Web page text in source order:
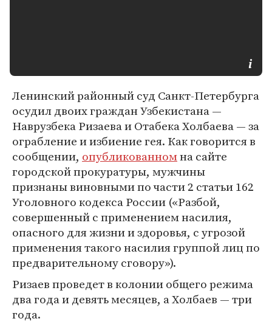
Ленинский районный суд Санкт-Петербурга
осудил двоих граждан Узбекистана —
Наврузбека Ризаева и Отабека Холбаева — за
ограбление и избиение гея. Как говорится в
сообщении, опубликованномна сайте
городской прокуратуры, мужчины
признаны виновными по части 2 статьи 162
Уголовного кодекса России («Разбой,
совершенный с применением насилия,
опасного для жизни и здоровья, с угрозой
применения такого насилия группой лиц по
предварительному сговору»).
Ризаев проведет в колонии общего режима
два года и девять месяцев, а Холбаев — три
года.